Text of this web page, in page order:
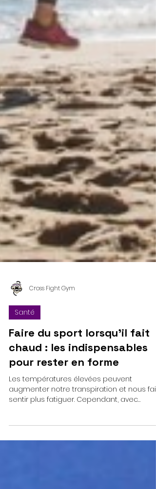
Cross Fight Gym
Santé
Faire du sport lorsqu'il fait
chaud : les indispensables
pour rester en forme
quelques précautions...